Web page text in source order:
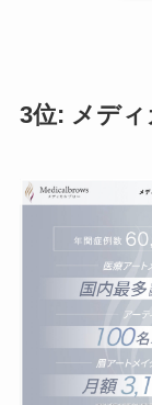
3位: メデ